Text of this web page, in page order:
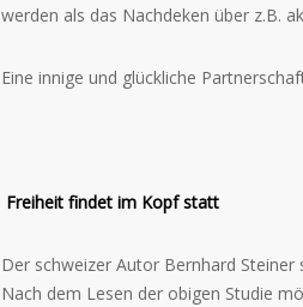
werden als das Nachdeken über z.B.
Eine innige und glückliche
Freiheit findet im Kopf statt
Der schweizer Autor Bernhard
Nach dem Lesen der obigen Studie